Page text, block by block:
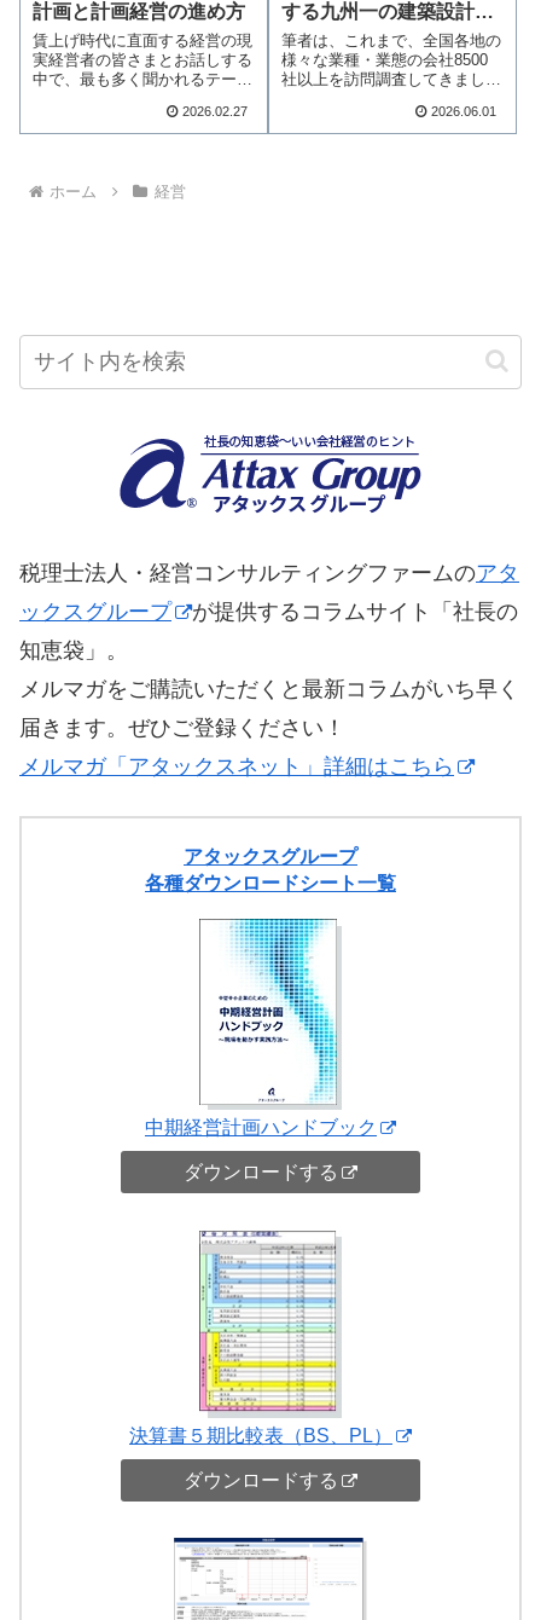
計画と計画経営の進め方
賃上げ時代に直面する経営の現
実経営者の皆さまとお話しする
中で、最も多く聞かれるテーマ
2026.02.27
する九州一の建築設計会
社
筆者は、これまで、全国各地の
様々な業種・業態の会社8500
社以上を訪問調査してきました
2026.06.01
ホーム 経営
税理士法人・経営コンサルティングファームのアタ
ックスグループ
が提供するコラムサイト「社長の
知恵袋」。
メルマガをご購読いただくと最新コラムがいち早く
届きます。ぜひご登録ください！
メルマガ「アタックスネット」詳細はこちら
アタックスグループ
各種ダウンロードシート一覧
中期経営計画ハンドブック
ダウンロードする
決算書５期比較表（BS、PL）
ダウンロードする